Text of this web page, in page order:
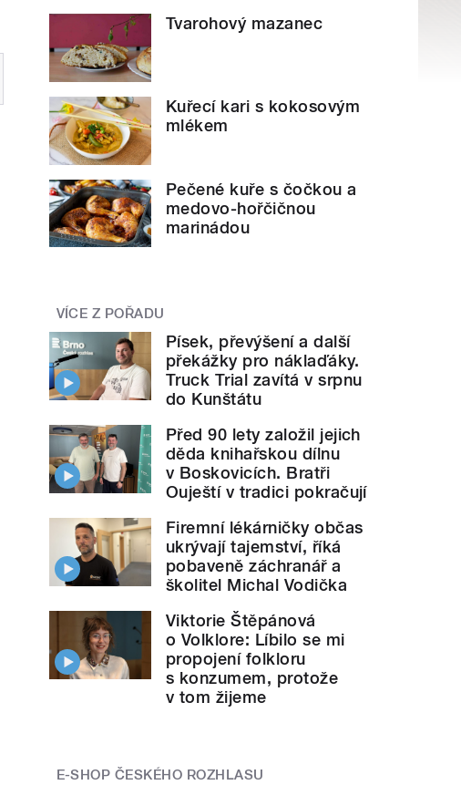
Tvarohový mazanec
Kuřecí kari s kokosovým
mlékem
Pečené kuře s čočkou a
medovo-hořčičnou
marinádou
VÍCE Z POŘADU
Písek, převýšení a další
překážky pro náklaďáky.
Truck Trial zavítá v srpnu
do Kunštátu
Před 90 lety založil jejich
děda knihařskou dílnu
v Boskovicích. Bratři
Ouještí v tradici pokračují
Firemní lékárničky občas
ukrývají tajemství, říká
pobaveně záchranář a
školitel Michal Vodička
Viktorie Štěpánová
o Volklore: Líbilo se mi
propojení folkloru
s konzumem, protože
v tom žijeme
E-SHOP ČESKÉHO ROZHLASU